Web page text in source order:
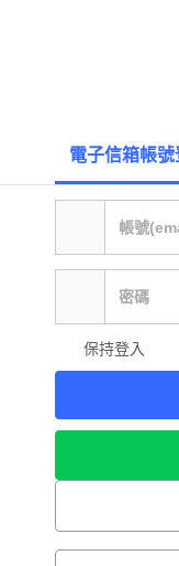
電子信箱帳號
保持登入